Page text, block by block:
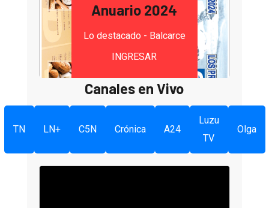
Anuario 2024
Lo destacado - Balcarce
INGRESAR
Canales en Vivo
TN LN+ C5N Crónica A24
Luzu
TV
Olga